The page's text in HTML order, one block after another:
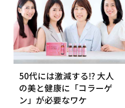
50代には激減する⁉ 大人
の美と健康に「コラーゲ
ン」が必要なワケ